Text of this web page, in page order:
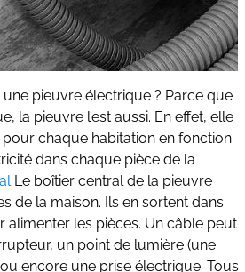
une pieuvre électrique ? Parce que
la pieuvre l’est aussi. En effet, elle
chaque habitation en fonction
dans chaque pièce de la
Le boîtier central de la pieuvre
de la maison. Ils en sortent dans
alimenter les pièces. Un câble peut
un point de lumière (une
encore une prise électrique. Tous